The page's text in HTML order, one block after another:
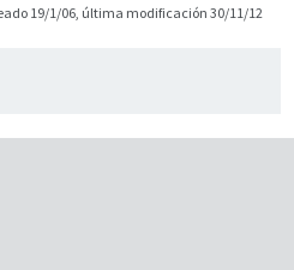
19/1/06, última modificación 30/11/12